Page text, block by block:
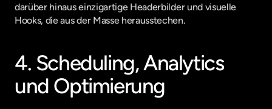
darüber hinaus einzigartige Headerbilder und visuelle
Hooks, die aus der Masse herausstechen.
4. Scheduling, Analytics
und Optimierung